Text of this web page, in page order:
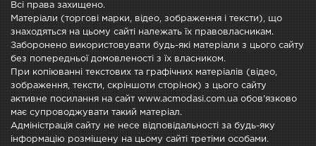
Всі права захищено.
Матеріали (торгові марки, відео, зображення і тексти), що
знаходяться на цьому сайті належать їх правовласникам.
Заборонено використовувати будь-які матеріали з цього сайту
без попередньої домовленості з їх власником.
При копіюванні текстових та графічних матеріалів (відео,
зображення, тексти, скріншоти сторінок) з цього сайту
активне посилання на сайт www.acmodasi.com.ua обов'язково
має супроводжувати такий матеріал.
Адміністрація сайту не несе відповідальності за будь-яку
інформацію розміщену на цьому сайті третіми особами.